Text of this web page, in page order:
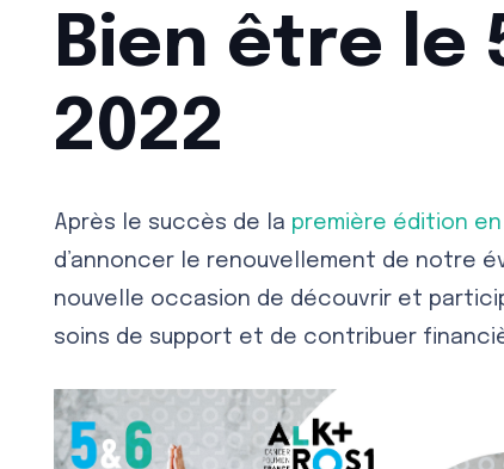
Bien être le
2022
Après le succès de la première édition
d’annoncer le renouvellement de notre
nouvelle occasion de découvrir et
soins de support et de contribuer